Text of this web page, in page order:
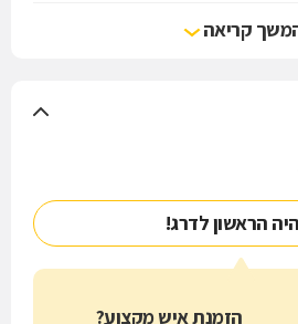
פרטים?
יחד :)
קריאה
היה הראשון לדרג!
הזמנת איש מקצוע?